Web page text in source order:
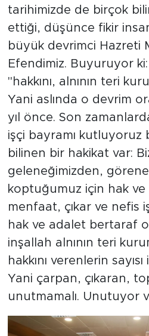
tarihimizde de birçok
ettiği, düşünce fikir
büyük devrimci Hazreti
Efendimiz. Buyuruyor
"hakkını, alnının teri
Yani aslında o devrim
yıl önce. Son
işçi bayramı kutluyoruz
bilinen bir hakikat var:
geleneğimizden,
koptuğumuz için hak ve
menfaat, çıkar ve nefis
hak ve adalet bertaraf
inşallah alnının teri
hakkını verenlerin
Yani çarpan, çıkaran,
unutmamalı. Unutuyor